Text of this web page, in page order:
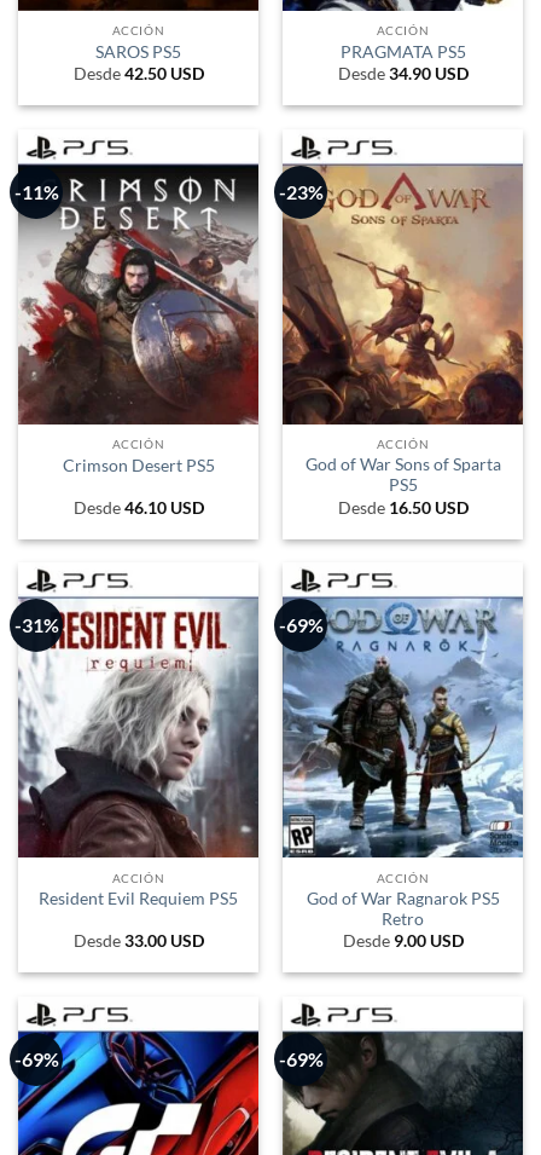
ACCIÓN
SAROS PS5
Desde42.50 USD
ACCIÓN
PRAGMATA PS5
Desde34.90 USD
-11%
ACCIÓN
Crimson Desert PS5
Desde46.10 USD
-23%
ACCIÓN
God of War Sons of Sparta
PS5
Desde 16.50 USD
-31%
ACCIÓN
Resident Evil Requiem PS5
Desde33.00 USD
-69%
ACCIÓN
God of War Ragnarok PS5
Retro
Desde 9.00 USD
-69% -69%